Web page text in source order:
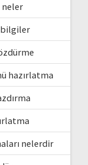
bilgiler
hazırlatma
nelerdir